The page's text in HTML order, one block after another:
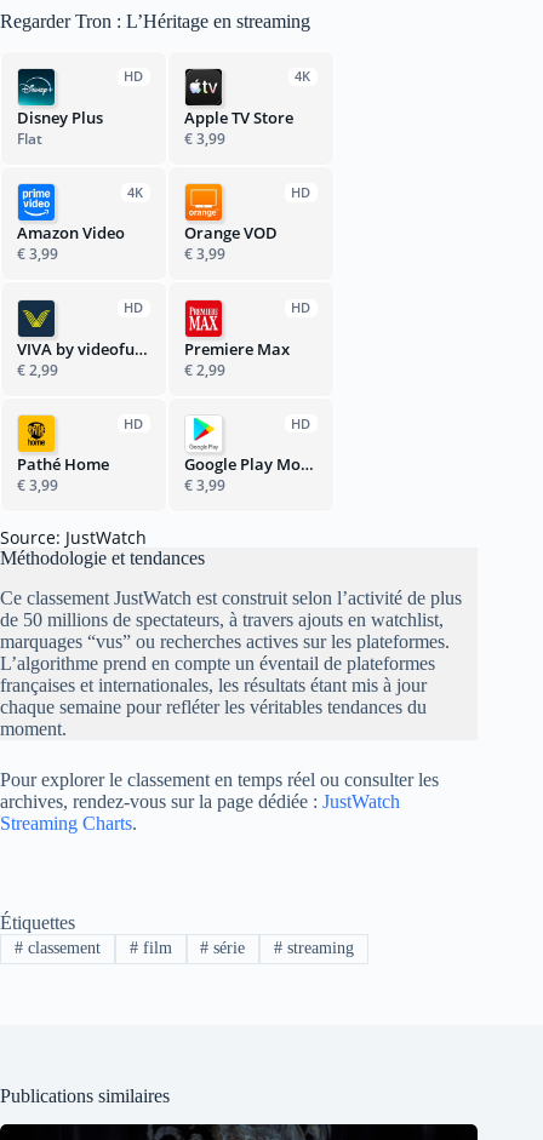
Regarder Tron : L’Héritage en streaming
HD
Disney Plus
Flat
4K
Apple TV Store
€ 3,99
4K
Amazon Video
€ 3,99
HD
Orange VOD
€ 3,99
HD
VIVA by videofutur
€ 2,99
HD
Premiere Max
€ 2,99
HD
Pathé Home
€ 3,99
HD
Google Play Movies
€ 3,99
Source: JustWatch
Méthodologie et tendances
Ce classement JustWatch est construit selon l’activité de plus
de 50 millions de spectateurs, à travers ajouts en watchlist,
marquages “vus” ou recherches actives sur les plateformes.
L’algorithme prend en compte un éventail de plateformes
françaises et internationales, les résultats étant mis à jour
chaque semaine pour refléter les véritables tendances du
moment.
Pour explorer le classement en temps réel ou consulter les
archives, rendez-vous sur la page dédiée : JustWatch
Streaming Charts.
Étiquettes
#classement #film # série # streaming
Publications similaires